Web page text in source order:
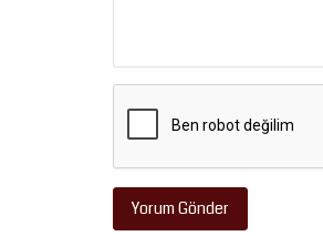
Yorum Gönder